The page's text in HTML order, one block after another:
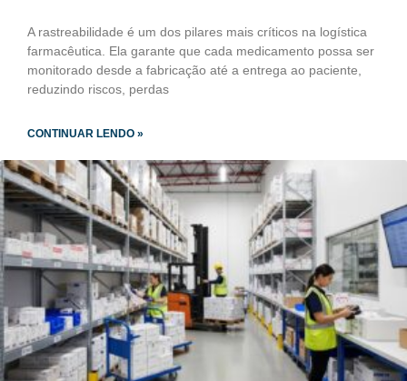
A rastreabilidade é um dos pilares mais críticos na logística
farmacêutica. Ela garante que cada medicamento possa ser
monitorado desde a fabricação até a entrega ao paciente,
reduzindo riscos, perdas
CONTINUAR LENDO »